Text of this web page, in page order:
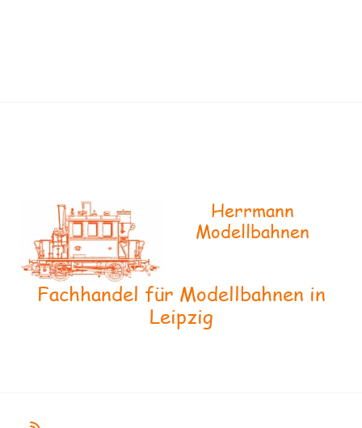
Herrmann
Modellbahnen
Fachhandel für Modellbahnen in
Leipzig